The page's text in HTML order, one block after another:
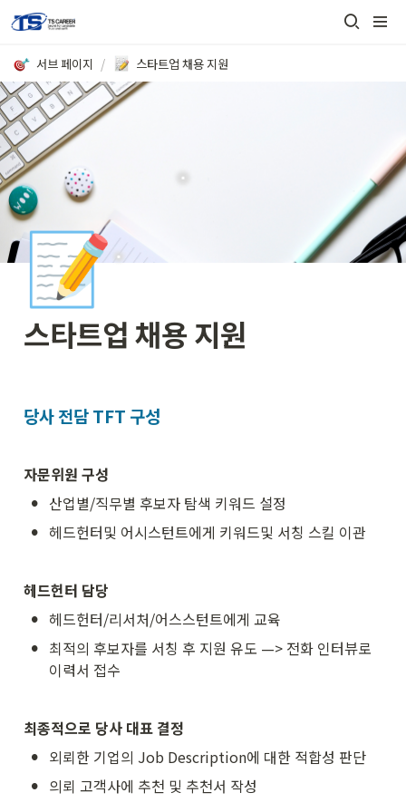
서브 페이지 / 스타트업 채용 지원
📝
스타트업 채용 지원
당사 전담 TFT 구성
자문위원 구성
• 산업별/직무별 후보자 탐색 키워드 설정
• 헤드헌터및 어시스턴트에게 키워드및 서칭 스킬 이관
헤드헌터 담당
• 헤드헌터/리서처/어스스턴트에게 교육
• 최적의 후보자를 서칭 후 지원 유도 —> 전화 인터뷰로
이력서 접수
최종적으로 당사 대표 결정
• 외뢰한 기업의 Job Description에 대한 적합성 판단
• 의뢰 고객사에 추천 및 추천서 작성